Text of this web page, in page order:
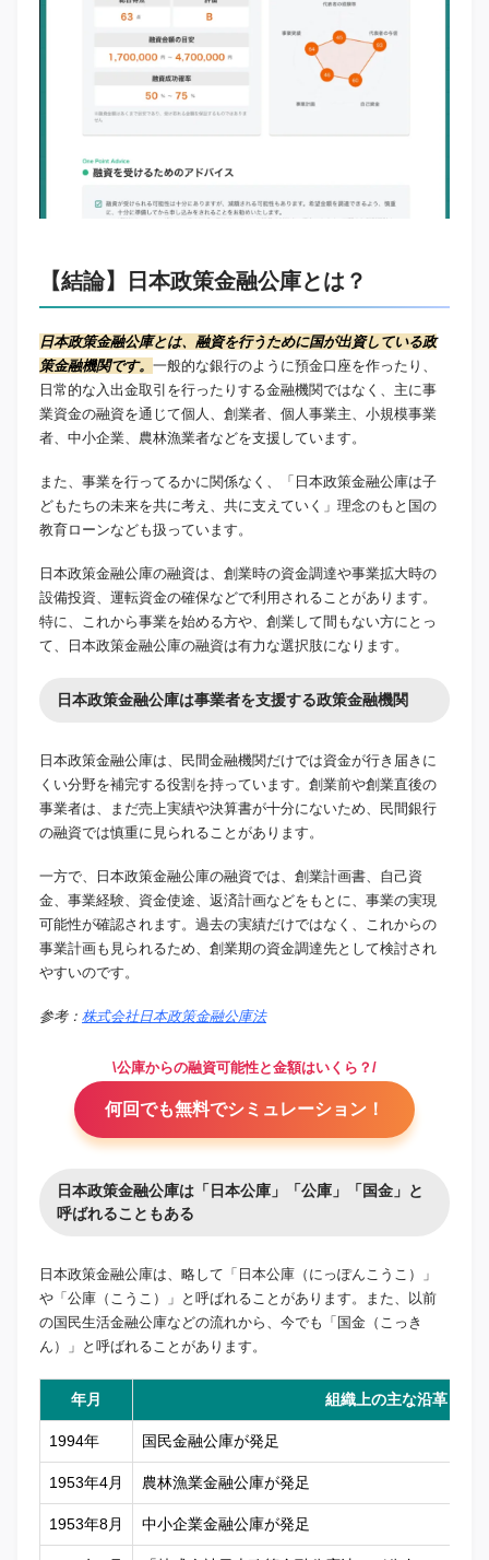
【結論】日本政策金融公庫とは？
日本政策金融公庫とは、融資を行うために国が出資している政
策金融機関です。 一般的な銀行のように預金口座を作ったり、
日常的な入出金取引を行ったりする金融機関ではなく、主に事
業資金の融資を通じて個人、創業者、個人事業主、小規模事業
者、中小企業、農林漁業者などを支援しています。
また、事業を行ってるかに関係なく、「日本政策金融公庫は子
どもたちの未来を共に考え、共に支えていく」理念のもと国の
教育ローンなども扱っています。
日本政策金融公庫の融資は、創業時の資金調達や事業拡大時の
設備投資、運転資金の確保などで利用されることがあります。
特に、これから事業を始める方や、創業して間もない方にとっ
て、日本政策金融公庫の融資は有力な選択肢になります。
日本政策金融公庫は事業者を支援する政策金融機関
日本政策金融公庫は、民間金融機関だけでは資金が行き届きに
くい分野を補完する役割を持っています。創業前や創業直後の
事業者は、まだ売上実績や決算書が十分にないため、民間銀行
の融資では慎重に見られることがあります。
一方で、日本政策金融公庫の融資では、創業計画書、自己資
金、事業経験、資金使途、返済計画などをもとに、事業の実現
可能性が確認されます。過去の実績だけではなく、これからの
事業計画も見られるため、創業期の資金調達先として検討され
やすいのです。
参考： 株式会社日本政策金融公庫法
\公庫からの融資可能性と金額はいくら？/
何回でも無料でシミュレーション！
日本政策金融公庫は「日本公庫」「公庫」「国金」と
呼ばれることもある
日本政策金融公庫は、略して「日本公庫（にっぽんこうこ）」
や「公庫（こうこ）」と呼ばれることがあります。また、以前
の国民生活金融公庫などの流れから、今でも「国金（こっき
ん）」と呼ばれることがあります。
年月 組織上の主な沿革
1994年 国民金融公庫が発足
1953年4月 農林漁業金融公庫が発足
1953年8月 中小企業金融公庫が発足